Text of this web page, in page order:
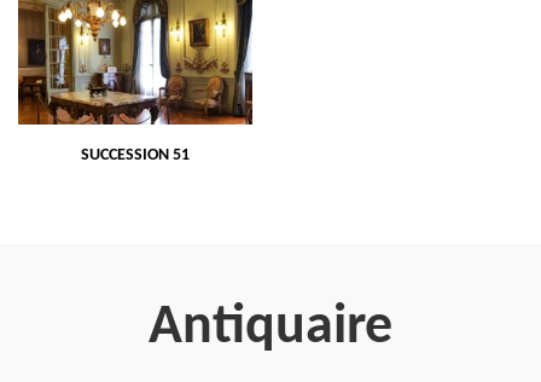
SUCCESSION 51
Antiquaire